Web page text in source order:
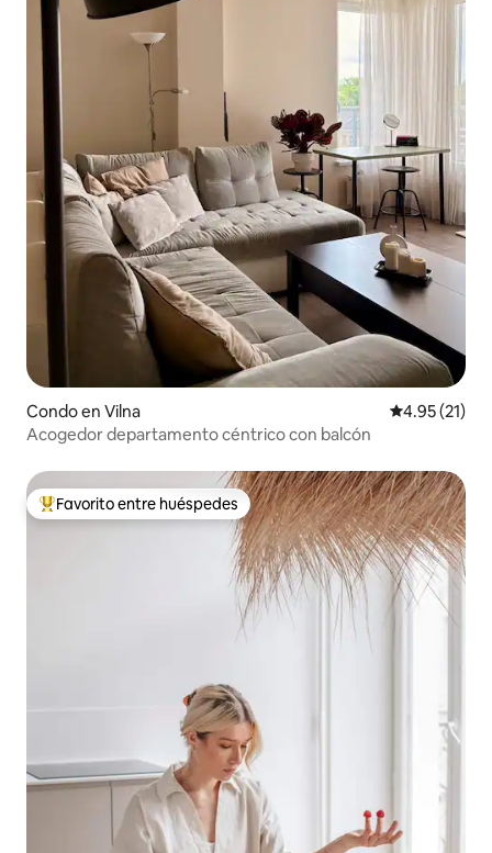
Condo en Vilna Calificación
4.95 (21)
Acogedor departamento céntrico con balcón
Favorito entre huéspedes preferido
Favorito entre huéspedes